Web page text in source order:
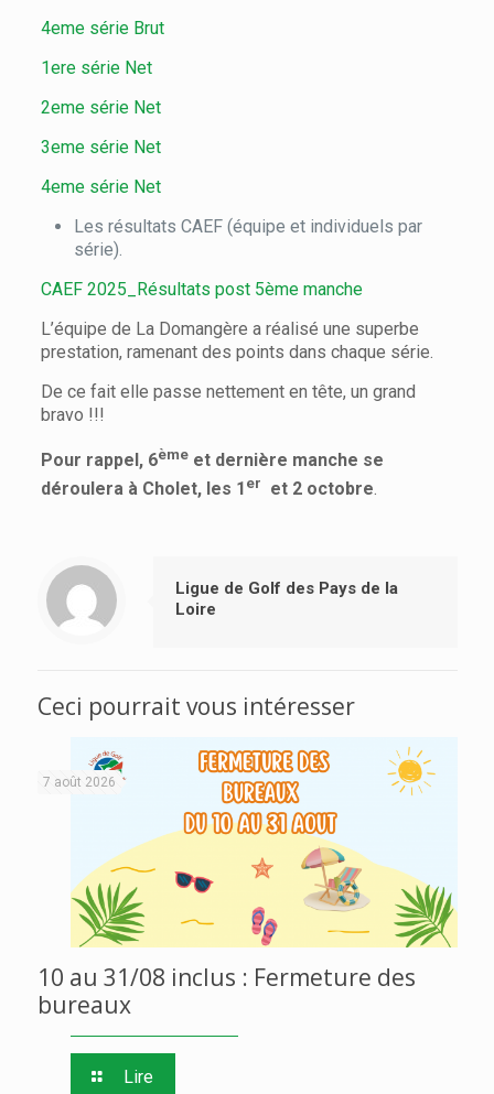
4eme série Brut
1ere série Net
2eme série Net
3eme série Net
4eme série Net
Les résultats CAEF (équipe et individuels par
série).
CAEF 2025_Résultats post 5ème manche
L’équipe de La Domangère a réalisé une superbe
prestation, ramenant des points dans chaque série.
De ce fait elle passe nettement en tête, un grand
bravo !!!
Pour rappel, 6ème et dernière manche se
déroulera à Cholet, les 1 er et 2 octobre.
Ligue de Golf des Pays de la
Loire
Ceci pourrait vous intéresser
7 août 2026
10 au 31/08 inclus : Fermeture des
bureaux
Lire